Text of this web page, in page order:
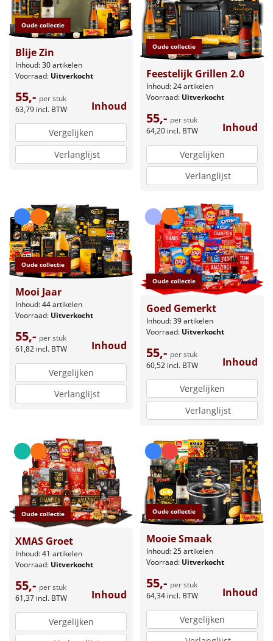
Oude collectie
Blije Zin
Inhoud: 30 artikelen
Voorraad: Uitverkocht
55,- per stuk
63,79 incl. BTW Inhoud
Vergelijken
Verlanglijst
Oude collectie
Feestelijk Grillen 2.0
Inhoud: 24 artikelen
Voorraad: Uitverkocht
55,- per stuk
64,20 incl. BTW Inhoud
Vergelijken
Verlanglijst
Oude collectie
Mooi Jaar
Inhoud: 44 artikelen
Voorraad: Uitverkocht
55,- per stuk
61,82 incl. BTW Inhoud
Vergelijken
Verlanglijst
Oude collectie
Goed Gemerkt
Inhoud: 39 artikelen
Voorraad: Uitverkocht
55,- per stuk
60,52 incl. BTW Inhoud
Vergelijken
Verlanglijst
Oude collectie
XMAS Groet
Inhoud: 41 artikelen
Voorraad: Uitverkocht
55,- per stuk
61,37 incl. BTW Inhoud
Vergelijken
Oude collectie
Mooie Smaak
Inhoud: 25 artikelen
Voorraad: Uitverkocht
55,- per stuk
64,34 incl. BTW Inhoud
Vergelijken